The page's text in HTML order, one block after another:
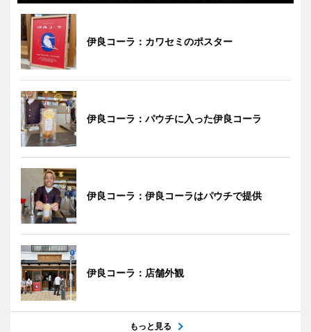
伊良コーラ：カワセミのポスター
伊良コーラ：パウチに入った伊良コーラ
伊良コーラ：伊良コーラはパウチで提供
伊良コーラ：店舗外観
もっと見る